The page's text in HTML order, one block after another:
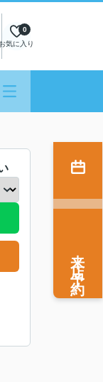
お気に入り
0
来店予約